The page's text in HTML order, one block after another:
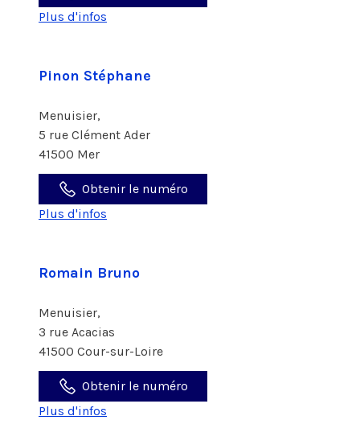
Plus d'infos
Pinon Stéphane
Menuisier,
5 rue Clément Ader
41500 Mer
Obtenir le numéro
Plus d'infos
Romain Bruno
Menuisier,
3 rue Acacias
41500 Cour-sur-Loire
Obtenir le numéro
Plus d'infos